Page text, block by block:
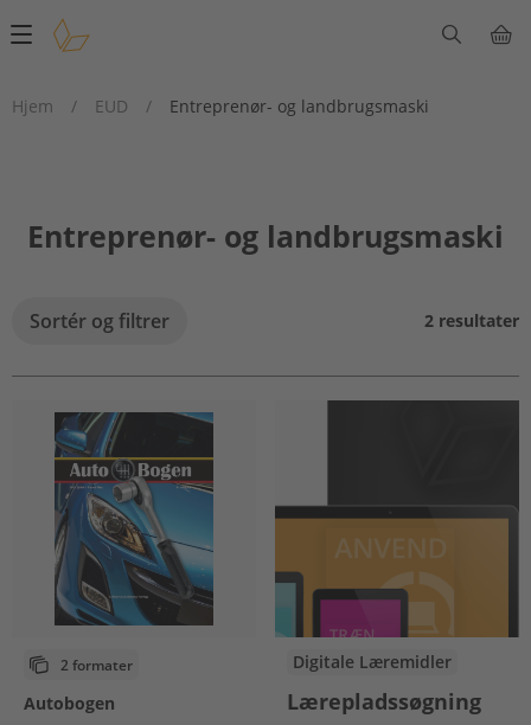
Main
Hjem
/ EUD / Entreprenør- og landbrugsmaski
Entreprenør- og landbrugsmaski
Sortér og filtrer 2 resultater
2 formater
Autobogen
Digitale Læremidler
Lærepladssøgning